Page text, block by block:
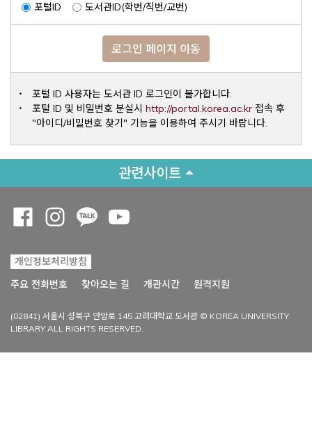
포털ID 도서관ID(학번/직번/교번)
로그인 페이지 이동
포털 ID 사용자는 도서관 ID 로그인이 불가합니다.
포털 ID 및 비밀번호 분실시 http://portal.korea.ac.krOpens a
접속 후
"아이디/비밀번호 찾기" 기능을 이용하여 주시기 바랍니다.
관련사이트
개인정보처리방침
주요 전화번호
찾아오는 길 개관시간 원격지원
(02841) 서울시 성북구 안암로 145 고려대학교 도서관 © KOREA UNIVERSITY
LIBRARY ALL RIGHTS RESERVED.
Opens a new window
Opens a new window
Opens a new window